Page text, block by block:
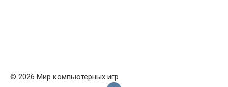
© 2026 Мир компьютерных игр